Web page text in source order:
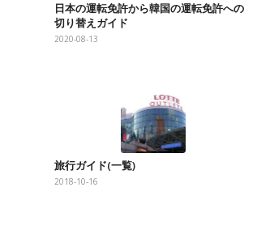
日本の運転免許から韓国の運転免許への
切り替えガイド
2020-08-13
旅行ガイド(一覧)
2018-10-16